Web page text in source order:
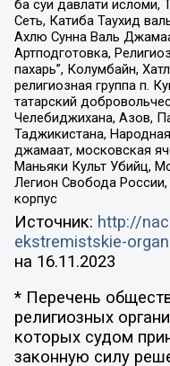
ба суи давлати исломи,
Сеть, Катиба Таухид
Ахлю Сунна Валь
Артподготовка,
пахарь”, Колумбайн,
религиозная группа п.
татарский
Челебиджихана, Азов,
Таджикистана,
джамаат, московская
Маньяки Культ Убийц,
Легион Свобода
корпус
Источник: http://
ekstremistskie-
на 16.11.2023
* Перечень
религиозных
которых судом
законную силу